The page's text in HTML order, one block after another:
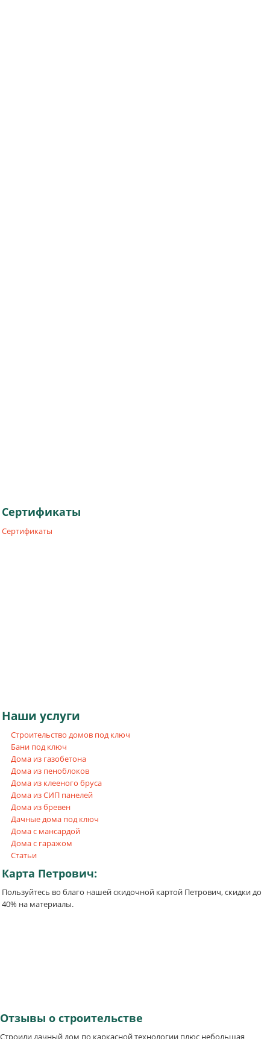
Сертификаты
Сертификаты
Наши услуги
Строительство домов под ключ
Бани под ключ
Дома из газобетона
Дома из пеноблоков
Дома из клееного бруса
Дома из СИП панелей
Дома из бревен
Дачные дома под ключ
Дома с мансардой
Дома с гаражом
Статьи
Карта Петрович:
Пользуйтесь во благо нашей скидочной картой Петрович, скидки до
40% на материалы.
Отзывы о строительстве
Строили дачный дом по каркасной технологии плюс небольшая